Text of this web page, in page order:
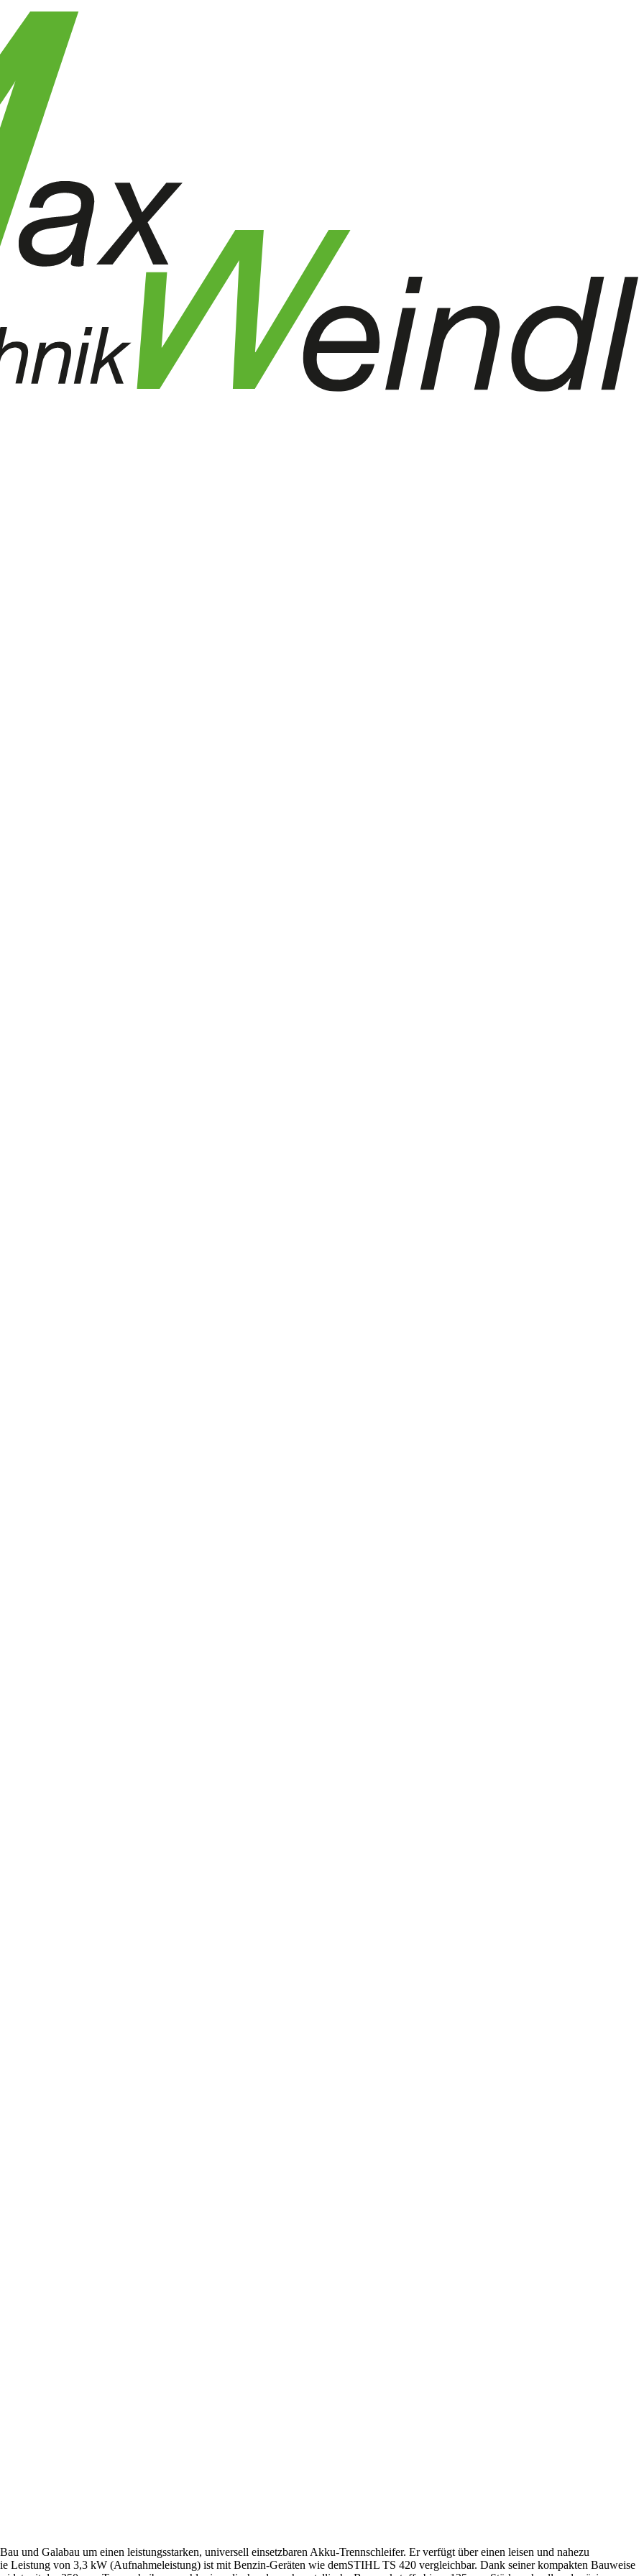
und Galabau um einen leistungsstarken, universell einsetzbaren Akku-Trennschleifer. Er verfügt über einen leisen und nahezu
Leistung von 3,3 kW (Aufnahmeleistung) ist mit Benzin-Geräten wie demSTIHL TS 420 vergleichbar. Dank seiner kompakten Bauweise